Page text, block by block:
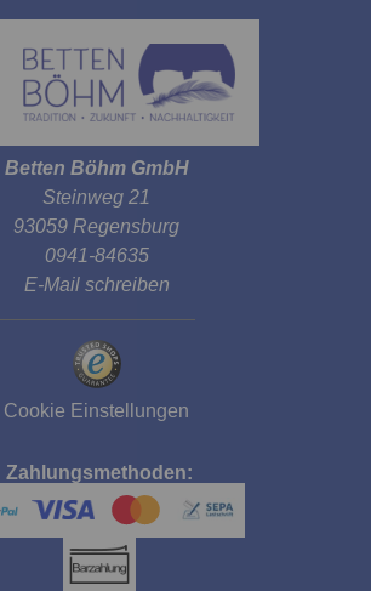
© OpenMapTiles
Betten Böhm GmbH
Steinweg 21
93059 Regensburg
0941-84635
E-Mail schreiben
Cookie Einstellungen
Zahlungsmethoden: